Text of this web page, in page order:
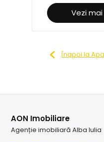
Vezi
Înapoi la
AON Imobiliare
Agenție imobiliară Alba Iulia